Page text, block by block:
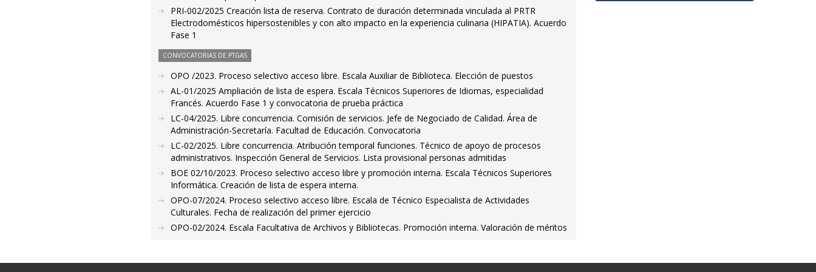
PRI-002/2025 Creación lista de reserva. Contrato de duración determinada vinculada al PRTR
Electrodomésticos hipersostenibles y con alto impacto en la experiencia culinaria (HIPATIA). Acuerdo
Fase 1
CONVOCATORIAS DE PTGAS
OPO /2023. Proceso selectivo acceso libre. Escala Auxiliar de Biblioteca. Elección de puestos
AL-01/2025 Ampliación de lista de espera. Escala Técnicos Superiores de Idiomas, especialidad
Francés. Acuerdo Fase 1 y convocatoria de prueba práctica
LC-04/2025. Libre concurrencia. Comisión de servicios. Jefe de Negociado de Calidad. Área de
Administración-Secretaría. Facultad de Educación. Convocatoria
LC-02/2025. Libre concurrencia. Atribución temporal funciones. Técnico de apoyo de procesos
administrativos. Inspección General de Servicios. Lista provisional personas admitidas
BOE 02/10/2023. Proceso selectivo acceso libre y promoción interna. Escala Técnicos Superiores
Informática. Creación de lista de espera interna.
OPO-07/2024. Proceso selectivo acceso libre. Escala de Técnico Especialista de Actividades
Culturales. Fecha de realización del primer ejercicio
OPO-02/2024. Escala Facultativa de Archivos y Bibliotecas. Promoción interna. Valoración de méritos